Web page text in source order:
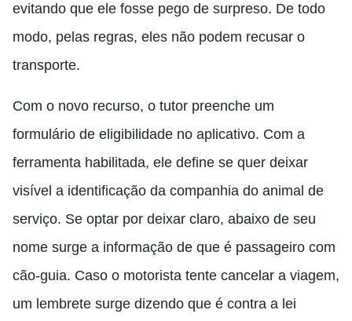
evitando que ele fosse pego de surpreso. De todo
modo, pelas regras, eles não podem recusar o
transporte.
Com o novo recurso, o tutor preenche um
formulário de eligibilidade no aplicativo. Com a
ferramenta habilitada, ele define se quer deixar
visível a identificação da companhia do animal de
serviço. Se optar por deixar claro, abaixo de seu
nome surge a informação de que é passageiro com
cão-guia. Caso o motorista tente cancelar a viagem,
um lembrete surge dizendo que é contra a lei